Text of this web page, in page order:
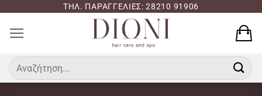
περιεχόμενο
ΤΗΛ. ΠΑΡΑΓΓΕΛΙΕΣ: 28210 91906
Αναζήτηση
για: